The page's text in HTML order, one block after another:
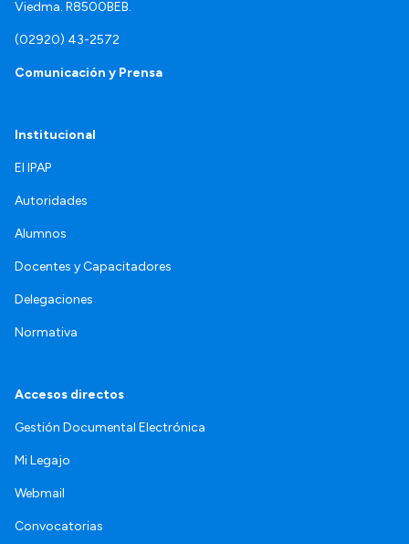
Viedma. R8500BEB.
(02920) 43-2572
Comunicación y Prensa
Institucional
El IPAP
Autoridades
Alumnos
Docentes y Capacitadores
Delegaciones
Normativa
Accesos directos
Gestión Documental Electrónica
Mi Legajo
Webmail
Convocatorias